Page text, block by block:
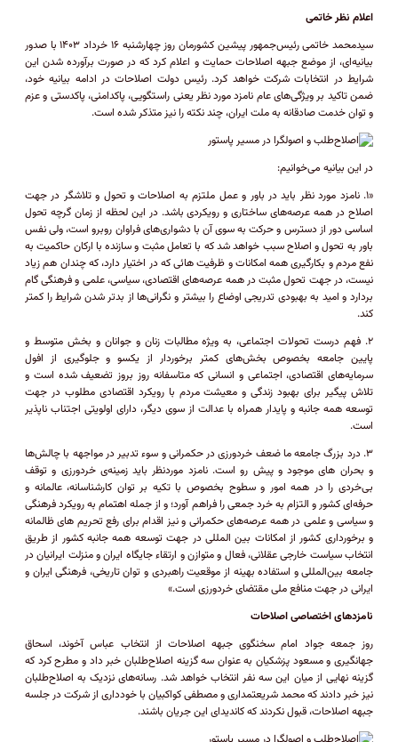
اعلام نظر خاتمی
سیدمحمد خاتمی رئیس‌جمهور پیشین کشورمان روز چهارشنبه ۱۶ خرداد ۱۴۰۳ با صدور
بیانیه‌ای، از موضع جبهه اصلاحات حمایت و اعلام کرد که در صورت برآورده شدن این
شرایط در انتخابات شرکت خواهد کرد. رئیس دولت اصلاحات در ادامه بیانیه خود،
ضمن تاکید بر ویژگی‌های عام نامزد مورد نظر یعنی راﺳﺘﮕﻮﯾﯽ، ﭘﺎﮐﺪاﻣﻨﯽ، ﭘﺎﮐﺪﺳﺘﯽ و ﻋﺰم
و ﺗﻮان ﺧﺪﻣﺖ صادقانه ﺑﻪ ملت ایران، چند نکته را نیز متذکر شده است.
در این بیانیه می‌خوانیم:
«۱. نامزد مورد نظر باید در باور و عمل ملتزم به اصلاحات و تحول و تلاشگر در جهت
اصلاح در همه عرصه‌های ساختاری و رویکردی باشد. در اﯾﻦ ﻟﺤﻈﻪ از زﻣﺎن ﮔﺮﭼﻪ ﺗﺤﻮل
اﺳﺎﺳﯽ دور از دﺳﺘﺮس و ﺣﺮﮐﺖ ﺑﻪ ﺳﻮی آن ﺑﺎ دﺷﻮاری‌ﻫﺎی فراوان روﺑﺮو اﺳﺖ، وﻟﯽ ﻧﻔﺲ
ﺑﺎور ﺑﻪ تحول و اﺻﻼح ﺳﺒﺐ ﺧﻮاﻫﺪ ﺷﺪ ﮐﻪ ﺑﺎ ﺗﻌﺎﻣﻞ ﻣﺜﺒﺖ و سازنده ﺑﺎ ارﮐﺎن ﺣﺎﮐﻤﯿﺖ ﺑﻪ
ﻧﻔﻊ ﻣﺮدم و بکارگیری همه امکانات و ظرفیت هائی که در اختیار دارد، که چندان هم زیاد
نیست، در جهت تحول مثبت در همه عرصه‌های اقتصادی، سیاسی، علمی و فرهنگی گام
بردارد و اﻣﯿﺪ ﺑﻪ ﺑﻬﺒﻮدی ﺗﺪرﯾﺠﯽ اوﺿﺎع را ﺑﯿﺸﺘﺮ و نگرانی‌ها از ﺑﺪﺗﺮ ﺷﺪن ﺷﺮاﯾﻂ را کمتر
کند.
۲. ﻓﻬﻢ درﺳﺖ ﺗﺤﻮﻻت اﺟﺘﻤﺎﻋﯽ، ﺑﻪ وﯾﮋه ﻣﻄﺎﻟﺒﺎت زﻧﺎن و ﺟﻮاﻧﺎن و بخش متوسط و
پایین جامعه بخصوص بخش‌های کمتر برخوردار از یکسو و جلوگیری از افول
سرمایه‌های اقتصادی، اجتماعی و انسانی که متاسفانه روز بروز تضعیف شده است و
تلاش پیگیر برای بهبود زندگی و معیشت مردم با رویکرد اقتصادی مطلوب در جهت
توسعه همه جانبه و پایدار همراه با عدالت از سوی دیگر، دارای اولویتی اجتناب ناپذیر
است.
۳. درد ﺑﺰرگ ﺟﺎﻣﻌﻪ ﻣﺎ ﺿﻌﻒ ﺧﺮدورزی در ﺣﮑﻤﺮاﻧﯽ و ﺳﻮء ﺗﺪﺑﯿﺮ در مواجهه با ﭼﺎﻟﺶﻫﺎ
و ﺑﺤﺮان ﻫﺎی ﻣﻮﺟﻮد و ﭘﯿﺶ رو اﺳﺖ. ﻧﺎﻣﺰد ﻣﻮردﻧﻈر ﺑﺎﯾﺪ زمینه‌ی ﺧﺮدورزی و ﺗﻮﻗﻒ
ﺑﯽ‌ﺧﺮدی را در ﻫﻤﻪ اﻣﻮر و ﺳﻄﻮح بخصوص ﺑﺎ ﺗﮑﯿﻪ ﺑﺮ ﺗﻮان ﮐﺎرﺷﻨﺎﺳﺎﻧﻪ، عالمانه و
ﺣﺮﻓﻪ‌ای ﮐﺸﻮر و اﻟﺘﺰام ﺑﻪ ﺧﺮد ﺟﻤﻌﯽ را ﻓﺮاﻫﻢ آورد؛ و از ﺟﻤﻠﻪ اهتمام ﺑﻪ روﯾﮑﺮد ﻓﺮﻫﻨﮕﯽ
و ﺳﯿﺎﺳﯽ و ﻋﻠﻤﯽ در همه عرصه‌های حکمرانی و نیز اﻗﺪام ﺑﺮای رﻓﻊ ﺗﺤﺮﯾﻢ ﻫﺎی ﻇﺎﻟﻤﺎﻧﻪ
و برخورداری کشور از امکانات بین المللی در جهت توسعه همه جانبه کشور از ﻃﺮﯾﻖ
اﻧﺘﺨﺎب ﺳﯿﺎﺳﺖ ﺧﺎرﺟﯽ ﻋﻘﻼﻧﯽ، ﻓﻌﺎل و ﻣﺘﻮازن و ارﺗﻘﺎء ﺟﺎﯾﮕﺎه اﯾﺮان و ﻣﻨﺰﻟﺖ اﯾﺮاﻧﯿﺎن در
ﺟﺎﻣﻌﻪ ﺑﯿﻦ‌اﻟﻤﻠﻠﯽ و اﺳﺘﻔﺎده بهینه از ﻣﻮﻗﻌﯿﺖ راهبردی و ﺗﻮان ﺗﺎرﯾﺨﯽ، ﻓﺮﻫﻨﮕﯽ اﯾﺮان و
اﯾﺮانی در ﺟﻬﺖ ﻣﻨﺎﻓﻊ ﻣﻠﯽ مقتضای خردورزی است.»
نامزد‌های اختصاصی اصلاحات
روز جمعه جواد امام سخنگوی جبهه اصلاحات از انتخاب عباس آخوند، اسحاق
جهانگیری و مسعود پزشکیان به عنوان سه گزینه اصلاح‌طلبان خبر داد و مطرح کرد که
گزینه نهایی از میان این سه نفر انتخاب خواهد شد. رسانه‌های نزدیک به اصلاح‌طلبان
نیز خبر دادند که محمد شریعتمداری و مصطفی کواکبیان با خودداری از شرکت در جلسه
جبهه اصلاحات، قبول نکردند که کاندیدای این جریان باشند.